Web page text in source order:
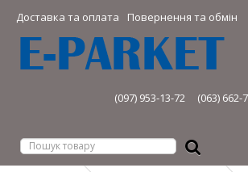
Доставка та оплата Повернення та обмін
(097) 953-13-72 (063) 662-